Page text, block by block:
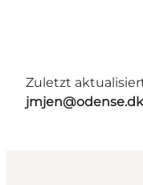
Zuletzt
jmjen@odense.dk